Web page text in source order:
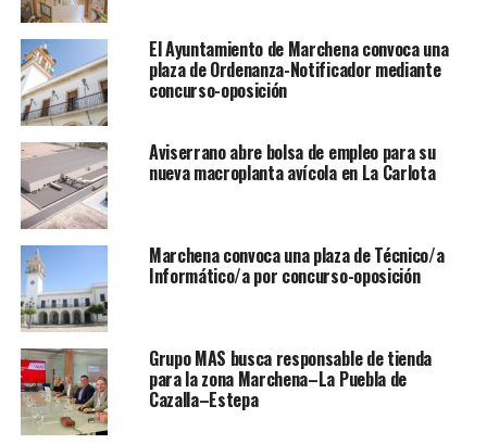
El Ayuntamiento de Marchena convoca una
plaza de Ordenanza-Notificador mediante
concurso-oposición
Aviserrano abre bolsa de empleo para su
nueva macroplanta avícola en La Carlota
Marchena convoca una plaza de Técnico/a
Informático/a por concurso-oposición
Grupo MAS busca responsable de tienda
para la zona Marchena–La Puebla de
Cazalla–Estepa